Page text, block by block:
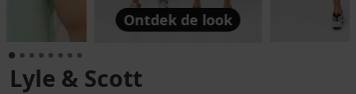
Ontdek de look
Lyle & Scott